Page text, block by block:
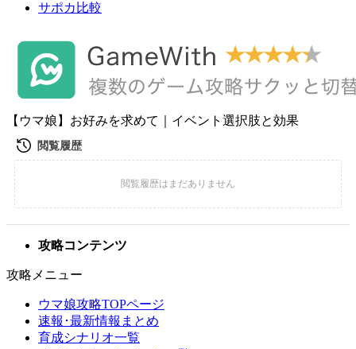
サポカ比較
【ウマ娘】お好みを求めて｜イベント選択肢と効果
攻略コンテンツ
攻略メニュー
ウマ娘攻略TOPページ
速報･最新情報まとめ
育成シナリオ一覧